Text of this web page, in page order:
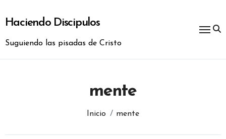
contenido
Haciendo Discipulos
Suguiendo las pisadas de Cristo
mente
Inicio mente